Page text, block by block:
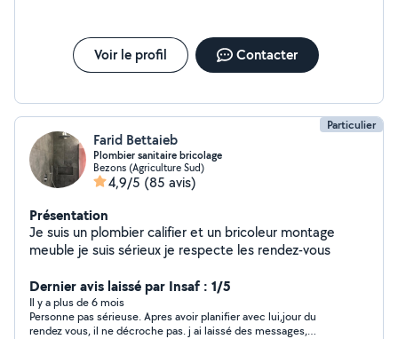
Voir le profil Contacter
Particulier
Farid Bettaieb
Plombier sanitaire bricolage
Bezons (Agriculture Sud)
4,9/5 (85 avis)
Présentation
Je suis un plombier califier et un bricoleur montage
meuble je suis sérieux je respecte les rendez-vous
Dernier avis laissé par Insaf : 1/5
Il y a plus de 6 mois
Personne pas sérieuse. Apres avoir planifier avec lui,jour du
rendez vous, il ne décroche pas. j ai laissé des messages,